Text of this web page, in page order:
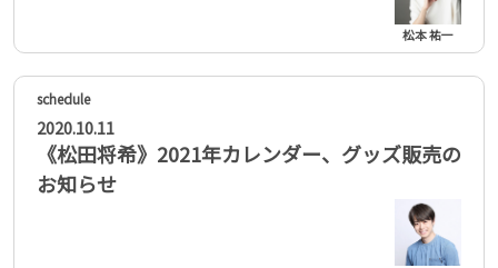
松本 祐一
2020.10.11
《松田将希》2021年カレンダー、グッズ販売の
お知らせ